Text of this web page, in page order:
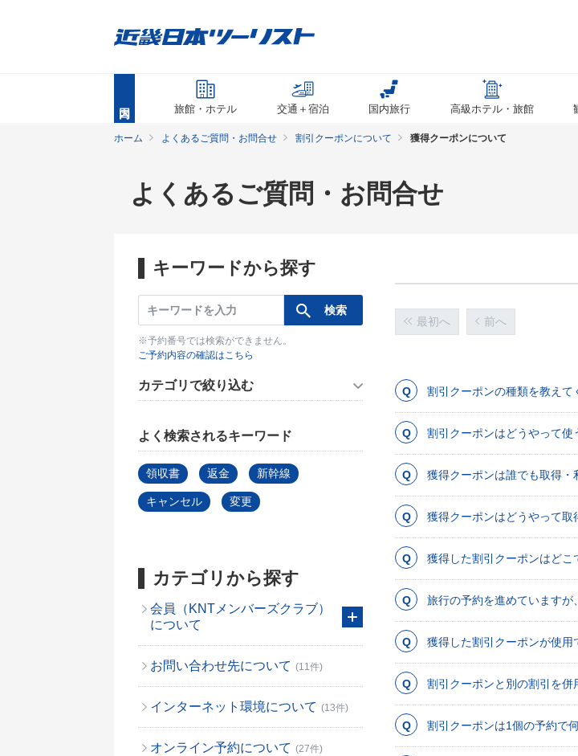
旅館・ホテル 交通＋宿泊 国内旅行 高級ホテル・旅館
ホーム よくあるご質問・お問合せ 割引クーポンについて 獲得クーポンについて
よくあるご質問・お問合せ
キーワードから探す
※予約番号では検索ができません。
ご予約内容の確認はこちら
カテゴリで絞り込む
よく検索されるキーワード
領収書 返金 新幹線
キャンセル 変更
カテゴリから探す
会員（KNTメンバーズクラブ）
について
お問い合わせ先について (11件)
インターネット環境について (13件)
オンライン予約について (27件)
最初へ 前へ
割引クーポンの種類を教えて
割引クーポンはどうやって使
獲得クーポンは誰でも取得・
獲得クーポンはどうやって取
獲得した割引クーポンはどこ
旅行の予約を進めていますが
獲得した割引クーポンが使用
割引クーポンと別の割引を併
割引クーポンは1個の予約で